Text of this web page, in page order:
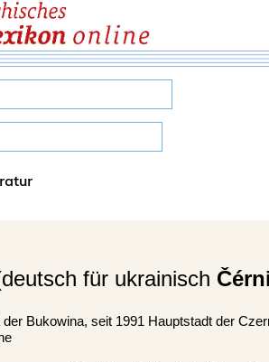
für ukrainisch
Bukowina, seit 1991 Hauptstadt der